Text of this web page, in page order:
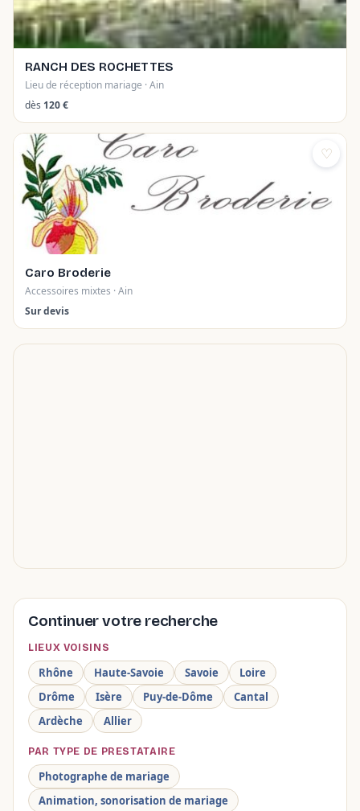
RANCH DES ROCHETTES
Lieu de réception mariage · Ain
dès 120 €
♡
Caro Broderie
Accessoires mixtes · Ain
Sur devis
Continuer votre recherche
LIEUX VOISINS
Rhône Haute-Savoie Savoie
Loire
Drôme
Isère Puy-de-Dôme
Cantal
Ardèche
Allier
PAR TYPE DE PRESTATAIRE
Photographe de mariage
Animation, sonorisation de mariage